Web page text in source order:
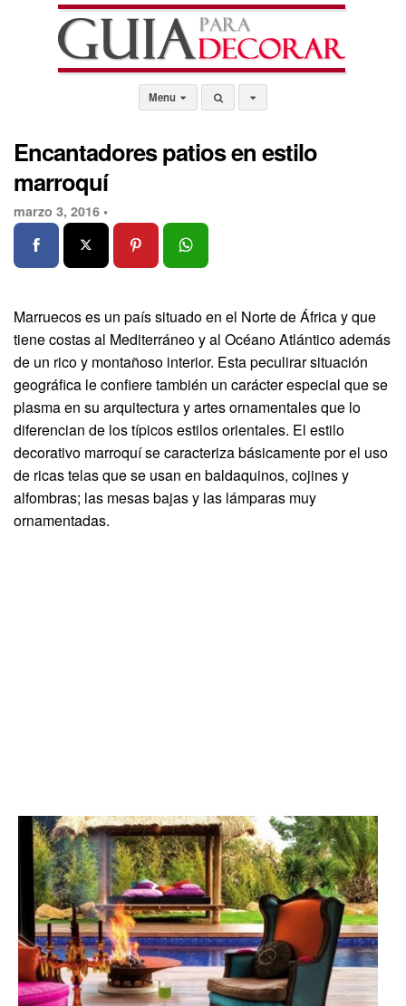
Menu
Encantadores patios en estilo
marroquí
marzo 3, 2016 •
Marruecos es un país situado en el Norte de África y que
tiene costas al Mediterráneo y al Océano Atlántico además
de un rico y montañoso interior. Esta peculirar situación
geográfica le confiere también un carácter especial que se
plasma en su arquitectura y artes ornamentales que lo
diferencian de los típicos estilos orientales. El estilo
decorativo marroquí se caracteriza básicamente por el uso
de ricas telas que se usan en baldaquinos, cojines y
alfombras; las mesas bajas y las lámparas muy
ornamentadas.